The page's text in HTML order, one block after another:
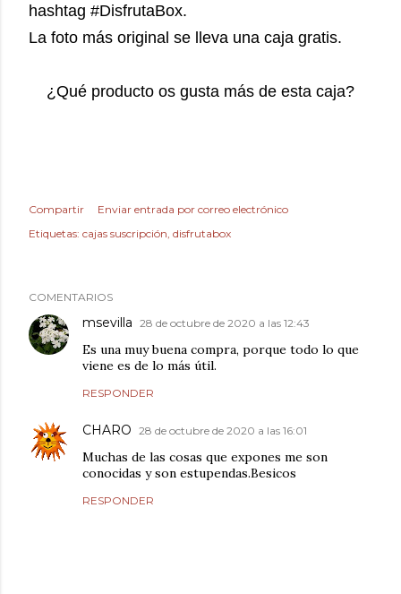
hashtag #DisfrutaBox.
La foto más original se lleva una caja gratis.
¿Qué producto os gusta más de esta caja?
Compartir
Enviar entrada por correo electrónico
Etiquetas: cajas suscripción disfrutabox
COMENTARIOS
msevilla 28 de octubre de 2020 a las 12:43
Es una muy buena compra, porque todo lo que
viene es de lo más útil.
RESPONDER
CHARO 28 de octubre de 2020 a las 16:01
Muchas de las cosas que expones me son
conocidas y son estupendas.Besicos
RESPONDER